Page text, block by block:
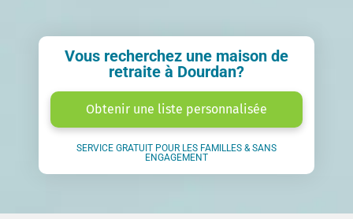
Vous recherchez une maison de
retraite à Dourdan?
Obtenir une liste personnalisée
SERVICE GRATUIT POUR LES FAMILLES & SANS
ENGAGEMENT